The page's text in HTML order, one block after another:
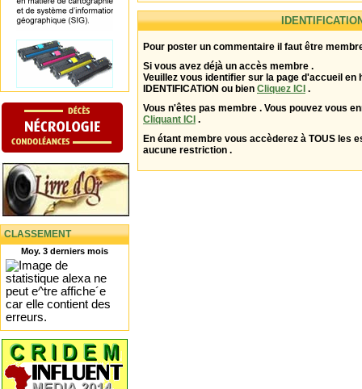
CLASSEMENT
Moy. 3 derniers mois
Pour poster un commentaire il faut être
Si vous avez déjà un accès membre .
Veuillez vous identifier sur la page d'accueil en
IDENTIFICATION ou bien Cliquez ICI .
Vous n'êtes pas membre . Vous pouvez vous
Cliquant ICI .
En étant membre vous accèderez à TOUS les
aucune restriction .